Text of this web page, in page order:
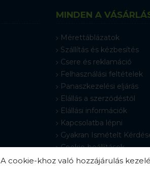
A cookie-khoz való hozzájárulás
MINDEN A
Mérettáblázatok
Szállítás és kézbesítés
Csere és reklamáció
Felhasználási feltételek
Panaszkezelési eljárás
Elállás a szerződéstől
Elállási információk
Kapcsolatba lépni
Gyakran Ismételt
Cookie-beállítások